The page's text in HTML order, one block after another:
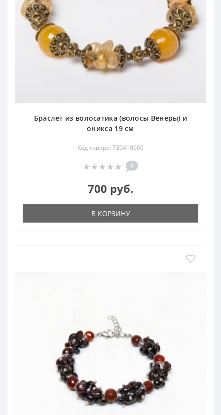
Браслет из волосатика (волосы Венеры) и
оникса 19 см
Код товара: 730410060
0
700 руб.
В КОРЗИНУ